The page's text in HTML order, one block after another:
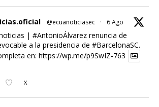
@ecuanoticiasec · 6 Ago
| #AntonioÁlvarezrenuncia de
a la presidencia de #BarcelonaSC.
en: https://wp.me/p9SwIZ-763
X